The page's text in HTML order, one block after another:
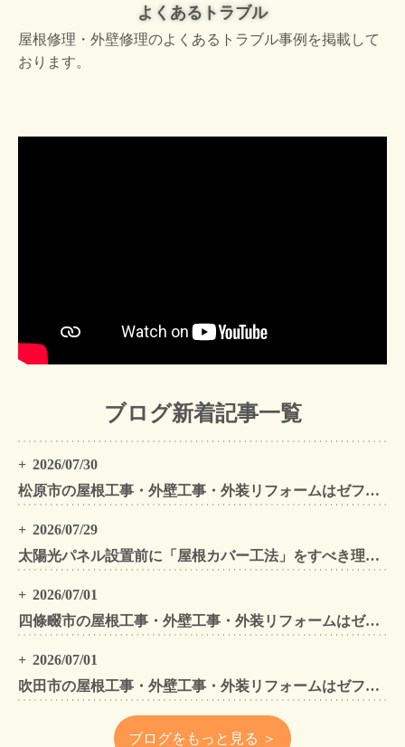
よくあるトラブル
屋根修理・外壁修理のよくあるトラブル事例を掲載して
おります。
ブログ新着記事一覧
2026/07/30
松原市の屋根工事・外壁工事・外装リフォームはゼファン！松原市内の工事事例もご紹介
2026/07/29
太陽光パネル設置前に「屋根カバー工法」をすべき理由！葺き替えとの違いや費用・雨漏り対策をプロが解説
2026/07/01
四條畷市の屋根工事・外壁工事・外装リフォームはゼファン！四條畷内の工事事例もご紹介
2026/07/01
吹田市の屋根工事・外壁工事・外装リフォームはゼファン！吹田市内の工事事例もご紹介
ブログをもっと見る ＞